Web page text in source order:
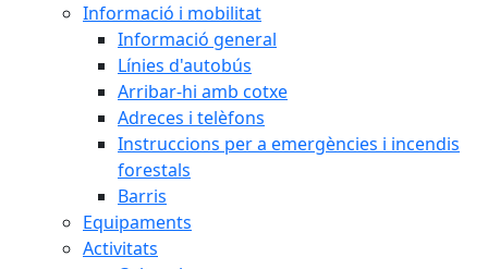
Informació i mobilitat
Informació general
Línies d'autobús
Arribar-hi amb cotxe
Adreces i telèfons
Instruccions per a emergències i incendis
forestals
Barris
Equipaments
Activitats